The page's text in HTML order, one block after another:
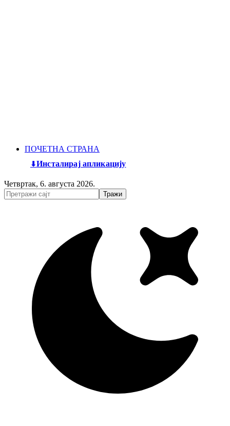
ПОЧЕТНА СТРАНА
Инсталирај апликацију
Четвртак, 6. августа 2026.